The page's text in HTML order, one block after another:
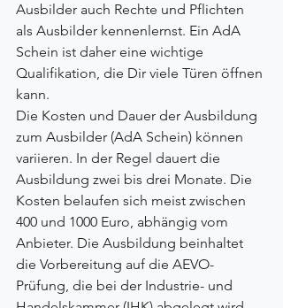
Ausbilder auch Rechte und Pflichten
als Ausbilder kennenlernst. Ein AdA
Schein ist daher eine wichtige
Qualifikation, die Dir viele Türen öffnen
kann.
Die Kosten und Dauer der Ausbildung
zum Ausbilder (AdA Schein) können
variieren. In der Regel dauert die
Ausbildung zwei bis drei Monate. Die
Kosten belaufen sich meist zwischen
400 und 1000 Euro, abhängig vom
Anbieter. Die Ausbildung beinhaltet
die Vorbereitung auf die AEVO-
Prüfung, die bei der Industrie- und